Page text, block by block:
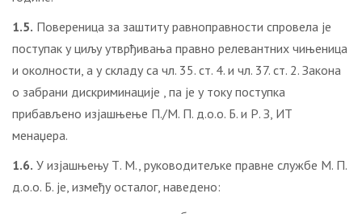
1.5. Повереница за заштиту равноправности спровела је
поступак у циљу утврђивања правно релевантних чињеница
и околности, a у складу са чл. 35. ст. 4. и чл. 37. ст. 2. Закона
о забрани дискриминације , па је у току поступка
прибављено изјашњење П./М. П. д.о.о. Б. и Р. З, ИТ
менаџера.
1.6. У изјашњењу Т. М., руководитељке правне службе М. П.
д.о.о. Б. је, између осталог, наведено: